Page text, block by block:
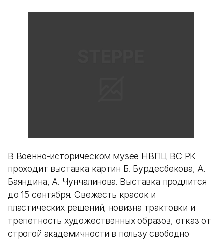
В Военно-историческом музее НВПЦ ВС РК
проходит выставка картин Б. Бурдесбекова, А.
Баяндина, А. Чунчалинова. Выставка продлится
до 15 сентября. Свежесть красок и
пластических решений, новизна трактовки и
трепетность художественных образов, отказ от
строгой академичности в пользу свободно